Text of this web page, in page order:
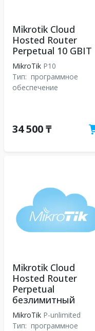
Mikrotik Cloud
Hosted Router
Perpetual 10 GBIT
MikroTik P10
Тип: программное
обеспечение
34 500 ₸
Mikrotik Cloud
Hosted Router
Perpetual
безлимитный
MikroTik P-unlimited
Тип: программное